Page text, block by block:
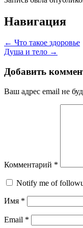
Навигация
← Что такое здоровье
Душа и тело →
Добавить
Ваш адрес email не
Комментарий *
Notify me of
Имя *
Email *